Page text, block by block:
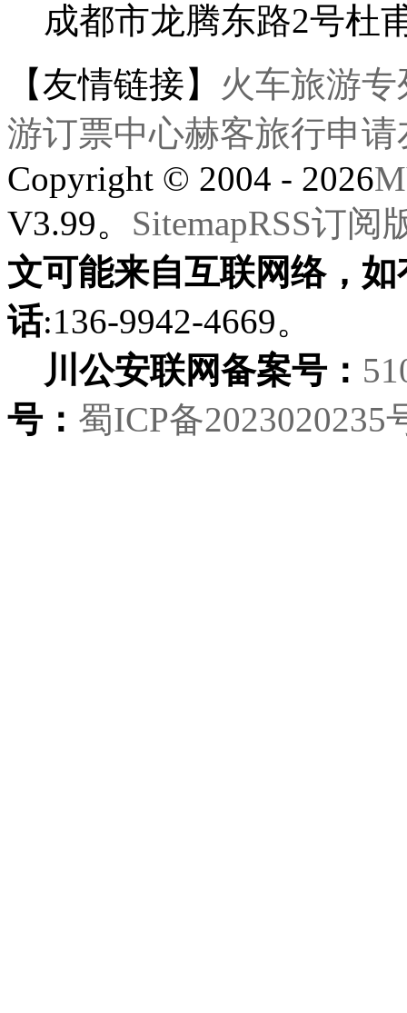
成都市龙腾东路2号杜
【友情链接】 火车旅游专
游订票中心赫客旅行申请
Copyright © 2004 - 2026
V3.99。 SitemapRSS订阅
文可能来自互联网络，
话:136-9942-4669。
川公安联网备案号：
号： 蜀ICP备2023020235